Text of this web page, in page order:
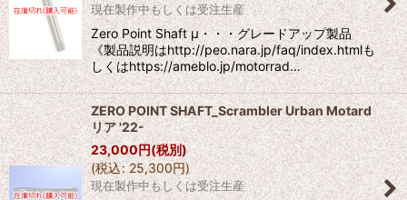
現在製作中もしくは受注生産
Zero Point Shaft μ・・・グレードアップ製品
《製品説明はhttp://peo.nara.jp/faq/index.htmlも
しくはhttps://ameblo.jp/motorrad…
ZERO POINT SHAFT_Scrambler Urban Motard
リア '22-
23,000円(税別)
(税込: 25,300円)
現在製作中もしくは受注生産